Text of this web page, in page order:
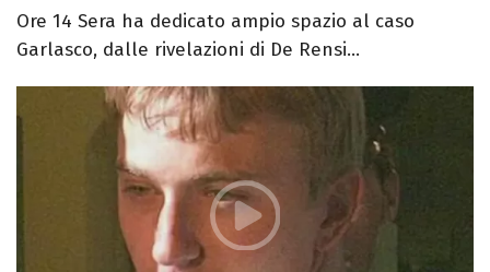
Ore 14 Sera ha dedicato ampio spazio al caso
Garlasco, dalle rivelazioni di De Rensi...